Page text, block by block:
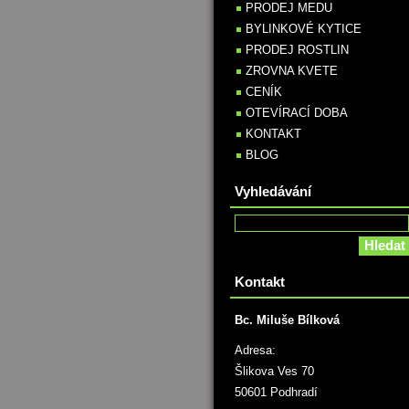
PRODEJ MEDU
BYLINKOVÉ KYTICE
PRODEJ ROSTLIN
ZROVNA KVETE
CENÍK
OTEVÍRACÍ DOBA
KONTAKT
BLOG
Vyhledávání
Kontakt
Bc. Miluše Bílková
Adresa:
Šlikova Ves 70
50601 Podhradí